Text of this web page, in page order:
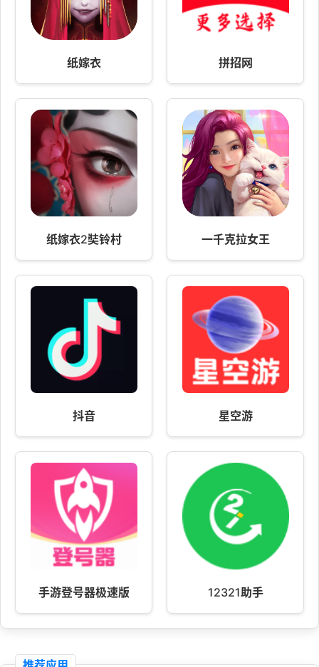
纸嫁衣 拼招网
纸嫁衣2奘铃村 一千克拉女王
抖音 星空游
手游登号器极速版 12321助手